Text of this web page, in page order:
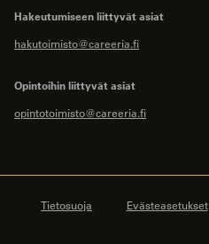
Hakeutumiseen liittyvät asiat
hakutoimisto@careeria.fi
Opintoihin liittyvät asiat
opintotoimisto@careeria.fi
Tietosuoja Evästeasetukset